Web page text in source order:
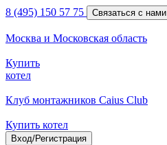
8 (495) 150 57 75 Связаться с нами
Москва и Московская область
Купить
котел
Клуб монтажников Caius Club
Купить котел
Вход/Регистрация